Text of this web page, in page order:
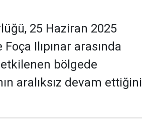
25 Haziran 2025
Ilıpınar arasında
etkilenen bölgede
aralıksız devam ettiğini